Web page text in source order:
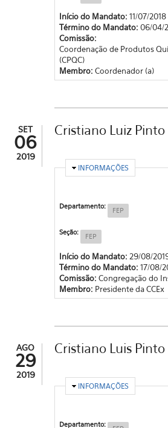
Início do Mandato: 11/07/2018
Término do Mandato: 06/04/
Comissão:
Coordenação de Produtos
(CPQC)
Membro: Coordenador (a)
SET
06
2019
Cristiano Luiz
OCULTAR
INFORMAÇÕES
Departamento: FEP
Seção: FEP
Início do Mandato: 29/08/
Término do Mandato: 17/08/
Comissão: Congregação do
Membro: Presidente da CCEx
AGO
29
2019
Cristiano Luis
OCULTAR
INFORMAÇÕES
Departamento: